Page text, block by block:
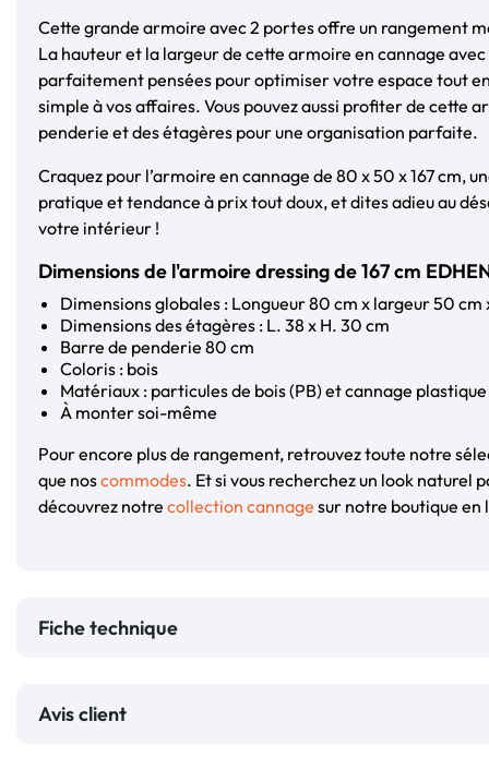
Cette grande armoire avec 2 portes offre un rangement
La hauteur et la largeur de cette armoire en cannage avec
parfaitement pensées pour optimiser votre espace tout
simple à vos affaires. Vous pouvez aussi profiter de cette
penderie et des étagères pour une organisation parfaite.
Craquez pour l’armoire en cannage de 80 x 50 x 167 cm,
pratique et tendance à prix tout doux, et dites adieu au
votre intérieur !
Dimensions de l'armoire dressing de 167 cm
Dimensions globales : Longueur 80 cm x largeur 50 cm
Dimensions des étagères : L. 38 x H. 30 cm
Barre de penderie 80 cm
Coloris : bois
Matériaux : particules de bois (PB) et cannage plastique
À monter soi-même
Pour encore plus de rangement, retrouvez toute notre
que noscommodes. Et si vous recherchez un look naturel
découvrez notre collection cannage sur notre boutique en
Fiche technique
Avis client